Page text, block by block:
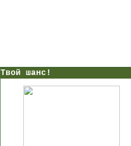
Твой шанс!